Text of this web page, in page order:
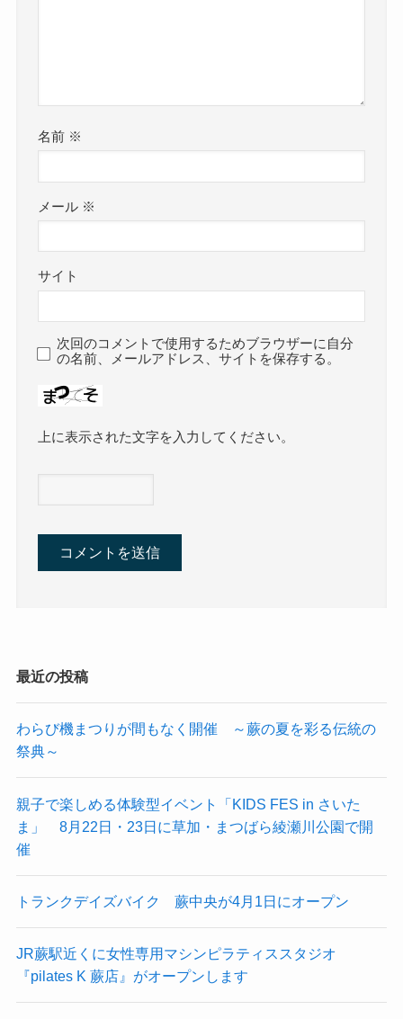
名前 ※
メール ※
サイト
次回のコメントで使用するためブラウザーに自分
の名前、メールアドレス、サイトを保存する。
上に表示された文字を入力してください。
最近の投稿
わらび機まつりが間もなく開催 ～蕨の夏を彩る伝統の
祭典～
親子で楽しめる体験型イベント「KIDS FES in さいた
ま」 8月22日・23日に草加・まつばら綾瀬川公園で開
催
トランクデイズバイク 蕨中央が4月1日にオープン
JR蕨駅近くに女性専用マシンピラティススタジオ
『pilates K 蕨店』がオープンします